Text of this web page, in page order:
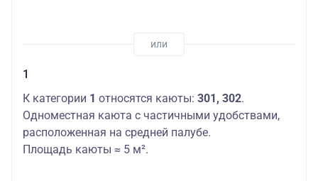
1
К категории 1 относятся каюты: 301, 302.
Одноместная каюта с частичными удобствами,
расположенная на средней палубе.
Площадь каюты ≈ 5 м².